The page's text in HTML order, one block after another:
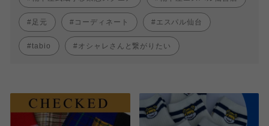
足元 コーディネート エスパル仙台
tabio オシャレさんと繋がりたい